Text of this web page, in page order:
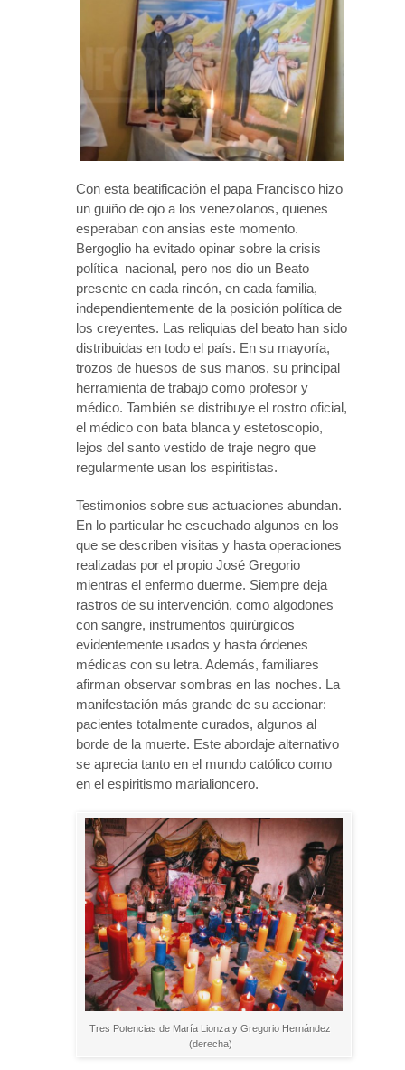
Con esta beatificación el papa Francisco hizo
un guiño de ojo a los venezolanos, quienes
esperaban con ansias este momento.
Bergoglio ha evitado opinar sobre la crisis
política nacional, pero nos dio un Beato
presente en cada rincón, en cada familia,
independientemente de la posición política de
los creyentes. Las reliquias del beato han sido
distribuidas en todo el país. En su mayoría,
trozos de huesos de sus manos, su principal
herramienta de trabajo como profesor y
médico. También se distribuye el rostro oficial,
el médico con bata blanca y estetoscopio,
lejos del santo vestido de traje negro que
regularmente usan los espiritistas.
Testimonios sobre sus actuaciones abundan.
En lo particular he escuchado algunos en los
que se describen visitas y hasta operaciones
realizadas por el propio José Gregorio
mientras el enfermo duerme. Siempre deja
rastros de su intervención, como algodones
con sangre, instrumentos quirúrgicos
evidentemente usados y hasta órdenes
médicas con su letra. Además, familiares
afirman observar sombras en las noches. La
manifestación más grande de su accionar:
pacientes totalmente curados, algunos al
borde de la muerte. Este abordaje alternativo
se aprecia tanto en el mundo católico como
en el espiritismo marialioncero.
Tres Potencias de María Lionza y Gregorio Hernández
(derecha)